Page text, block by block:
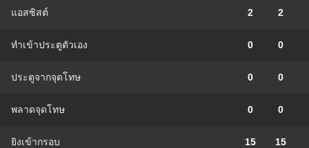
แอสซิสต์ 2 2
ทําเข้าประตูตัวเอง 0 0
ประตูจากจุดโทษ 0 0
พลาดจุดโทษ 0 0
ยิงเข้ากรอบ 15 15